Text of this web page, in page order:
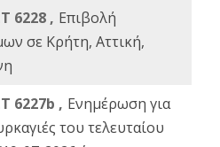
6228 , Επιβολή
σε Κρήτη, Αττική,
6227b , Ενημέρωση για
του τελευταίου